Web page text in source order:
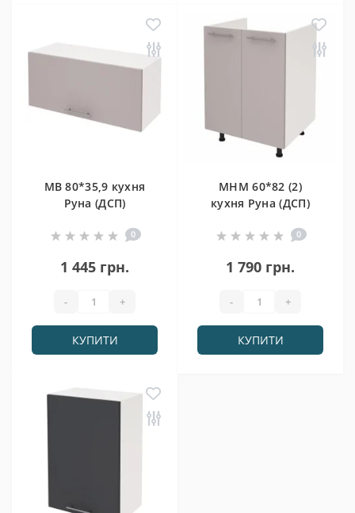
МВ 80*35,9 кухня
Руна (ДСП)
0
1 445 грн.
- +
КУПИТИ
МНМ 60*82 (2)
кухня Руна (ДСП)
0
1 790 грн.
- +
КУПИТИ